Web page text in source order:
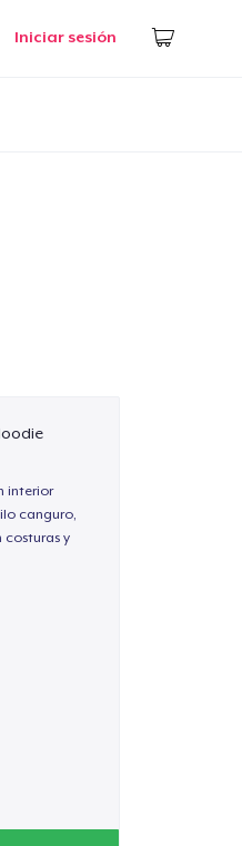
Iniciar sesión
interior
canguro,
costuras y